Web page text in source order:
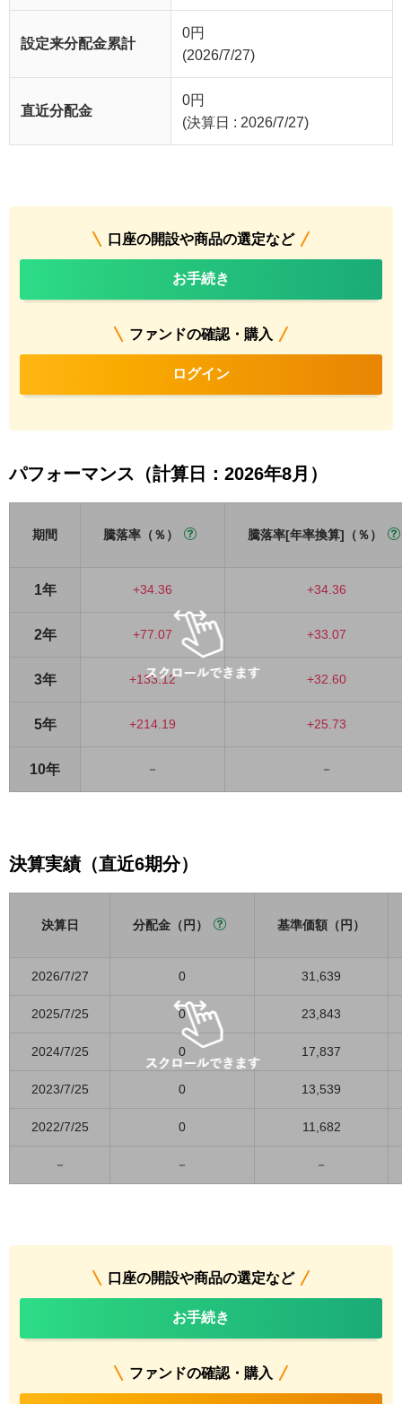
設定来分配金累計
0円
(2026/7/27)
直近分配金
0円
(決算日 : 2026/7/27)
口座の開設や商品の選定など
お手続き
ファンドの確認・購入
ログイン
パフォーマンス（計算日：2026年8月）
期間 騰落率（％） 騰落率[年率換算]（％）
1年 +34.36 +34.36
2年 +77.07 +33.07
3年 +133.12 +32.60
5年 +214.19 +25.73
10年 － －
決算実績（直近6期分）
決算日 分配金（円） 基準価額（円）
2026/7/27 0 31,639
2025/7/25 0 23,843
2024/7/25 0 17,837
2023/7/25 0 13,539
2022/7/25 0 11,682
－ － －
口座の開設や商品の選定など
お手続き
ファンドの確認・購入